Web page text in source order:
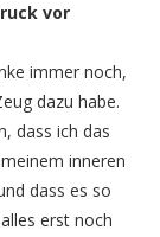
vor
immer noch,
dazu habe.
dass ich das
inneren
dass es so
erst noch